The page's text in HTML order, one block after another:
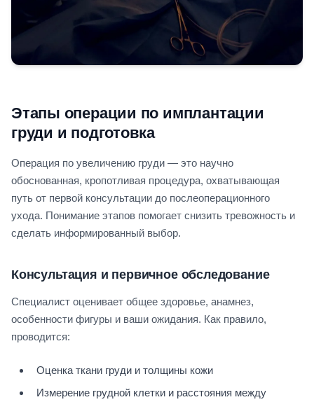
Этапы операции по имплантации
груди и подготовка
Операция по увеличению груди — это научно
обоснованная, кропотливая процедура, охватывающая
путь от первой консультации до послеоперационного
ухода. Понимание этапов помогает снизить тревожность и
сделать информированный выбор.
Консультация и первичное обследование
Специалист оценивает общее здоровье, анамнез,
особенности фигуры и ваши ожидания. Как правило,
проводится:
Оценка ткани груди и толщины кожи
Измерение грудной клетки и расстояния между